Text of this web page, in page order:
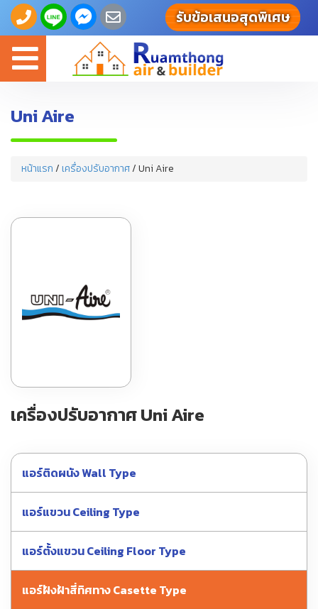
รับข้อเสนอสุดพิเศษ
Toggle
navigation
Uni Aire
หน้าแรก/เครื่องปรับอากาศ/ Uni Aire
เครื่องปรับอากาศ Uni Aire
แอร์ติดผนัง Wall Type
แอร์แขวน Ceiling Type
แอร์ตั้งแขวน Ceiling Floor Type
แอร์ฝังฝ้าสี่ทิศทาง Casette Type